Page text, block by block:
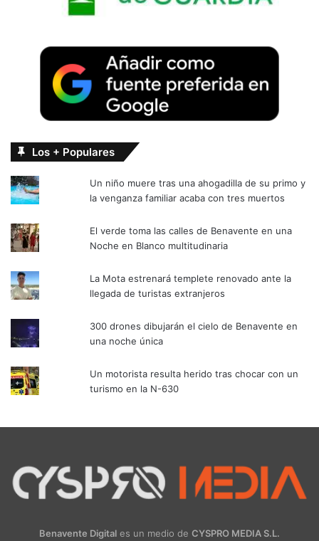
Los + Populares
Un niño muere tras una ahogadilla de su primo y
la venganza familiar acaba con tres muertos
El verde toma las calles de Benavente en una
Noche en Blanco multitudinaria
La Mota estrenará templete renovado ante la
llegada de turistas extranjeros
300 drones dibujarán el cielo de Benavente en
una noche única
Un motorista resulta herido tras chocar con un
turismo en la N-630
Benavente Digital es un medio de CYSPRO MEDIA S.L.